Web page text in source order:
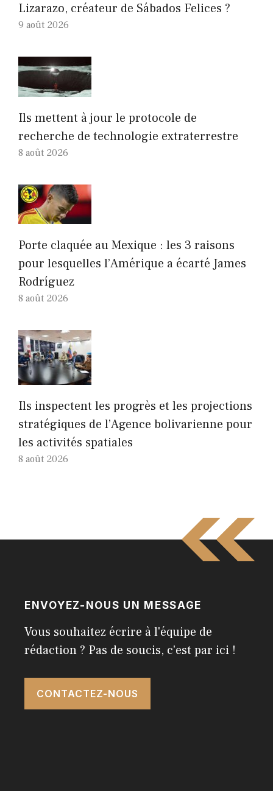
Lizarazo, créateur de Sábados Felices ?
9 août 2026
Ils mettent à jour le protocole de
recherche de technologie extraterrestre
8 août 2026
Porte claquée au Mexique : les 3 raisons
pour lesquelles l’Amérique a écarté James
Rodríguez
8 août 2026
Ils inspectent les progrès et les projections
stratégiques de l’Agence bolivarienne pour
les activités spatiales
8 août 2026
ENVOYEZ-NOUS UN MESSAGE
Vous souhaitez écrire à l'équipe de
rédaction ? Pas de soucis, c'est par ici !
CONTACTEZ-NOUS